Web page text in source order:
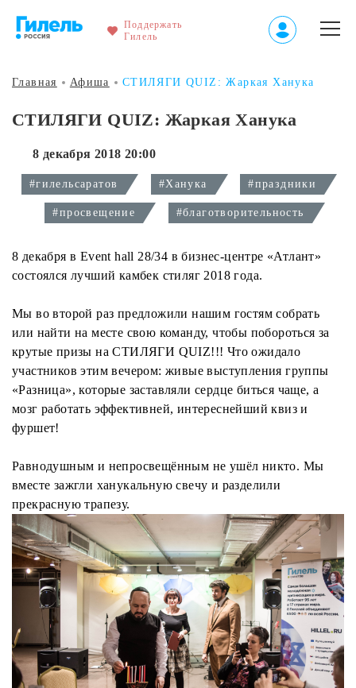
Поддержать
Гилель
Главная Афиша СТИЛЯГИ QUIZ: Жаркая Ханука
СТИЛЯГИ QUIZ: Жаркая Ханука
8 декабря 2018 20:00
#гилельсаратов #Ханука #праздники
#просвещение #благотворительность
8 декабря в Event hall 28/34 в бизнес-центре «Атлант»
состоялся лучший камбек стиляг 2018 года.
Мы во второй раз предложили нашим гостям собрать
или найти на месте свою команду, чтобы побороться за
крутые призы на СТИЛЯГИ QUIZ!!! Что ожидало
участников этим вечером: живые выступления группы
«Разница», которые заставляли сердце биться чаще, а
мозг работать эффективней, интереснейший квиз и
фуршет!
Равнодушным и непросвещённым не ушёл никто. Мы
вместе зажгли ханукальную свечу и разделили
прекрасную трапезу.